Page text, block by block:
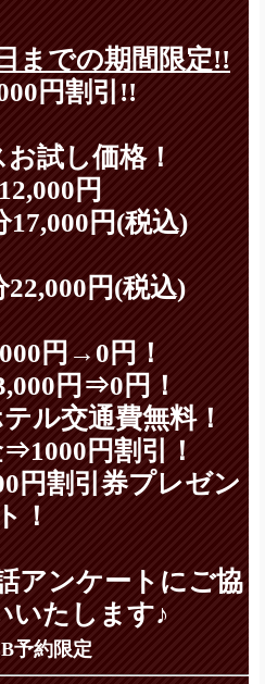
までの期間限定!!
円割引!!
試し価格！
円
17,000円(税込)
円(税込)
円→0円！
円⇒0円！
ル交通費無料！
円割引！
円割引券プレゼン
ト！
アンケートにご協
いたします♪
予約限定